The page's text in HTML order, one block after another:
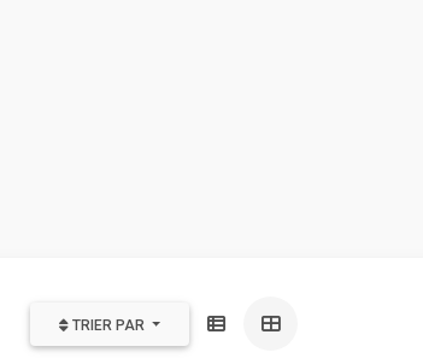
TRIER PAR